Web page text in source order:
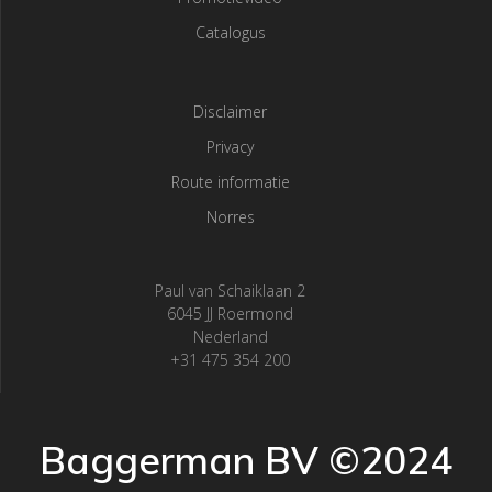
Catalogus
Disclaimer
Privacy
Route informatie
Norres
Paul van Schaiklaan 2
6045 JJ Roermond
Nederland
+31 475 354 200
Baggerman BV ©2024